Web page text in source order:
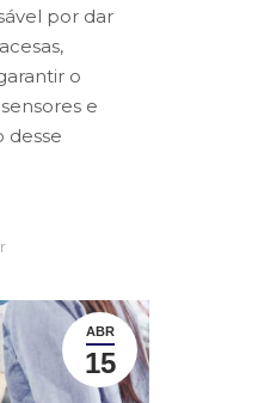
por dar
o
e
desse
ABR
15